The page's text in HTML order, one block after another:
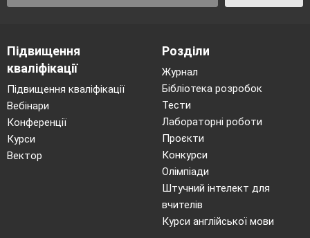
Підвищення
кваліфікації
Підвищення кваліфікації
Вебінари
Конференції
Курси
Вектор
Розділи
Журнал
Бібліотека розробок
Тести
Лабораторні роботи
Проєкти
Конкурси
Олімпіади
Штучний інтелект для
вчителів
Курси англійської мови